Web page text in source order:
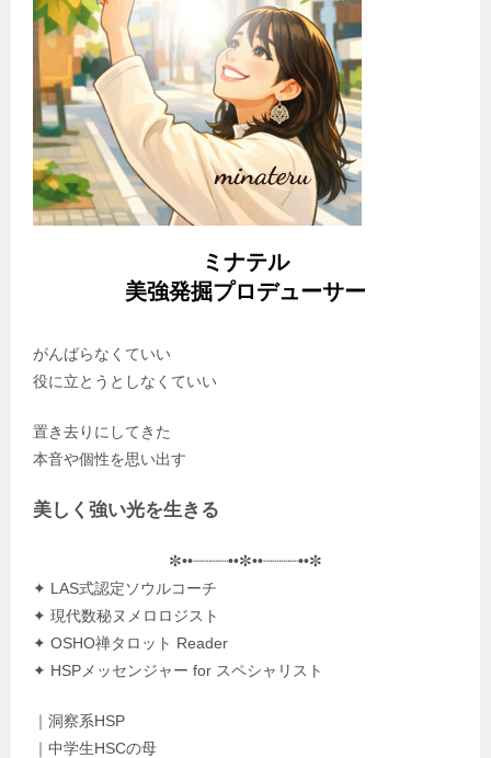
ミナテル
美強発掘プロデューサー
がんばらなくていい
役に立とうとしなくていい
置き去りにしてきた
本音や個性を思い出す
美しく強い光を生きる
✼••┈┈┈┈••✼••┈┈┈┈••✼
✦ LAS式認定ソウルコーチ
✦ 現代数秘ヌメロロジスト
✦ OSHO禅タロット Reader
✦ HSPメッセンジャー for スペシャリスト
｜洞察系HSP
｜中学生HSCの母